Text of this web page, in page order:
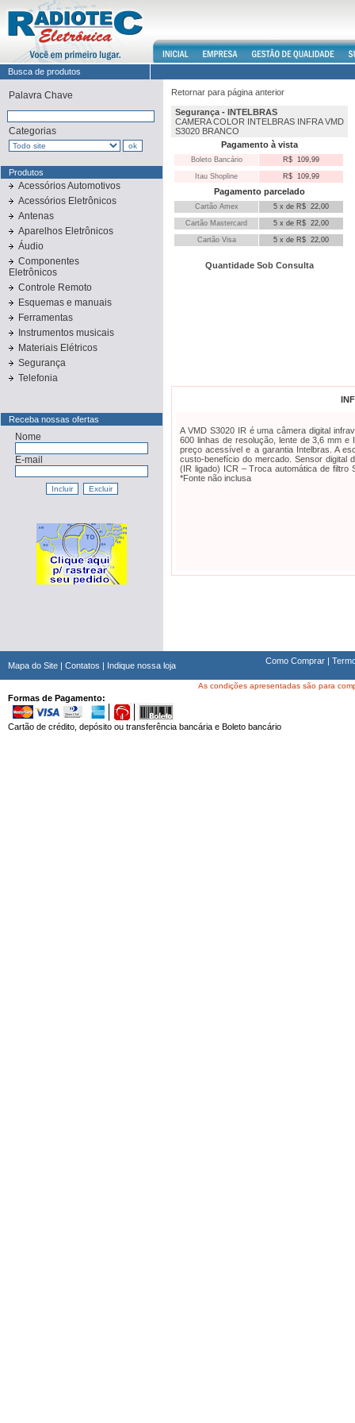
Busca de produtos
Palavra Chave
Categorias
Produtos
Acessórios Automotivos
Acessórios Eletrônicos
Antenas
Aparelhos Eletrônicos
Áudio
Componentes
Eletrônicos
Controle Remoto
Esquemas e manuais
Ferramentas
Instrumentos musicais
Materiais Elétricos
Segurança
Telefonia
Receba nossas ofertas
Nome
E-mail
Retornar para página anterior
Segurança - INTELBRAS
CAMERA COLOR INTELBRAS INFRA VMD
S3020 BRANCO
Pagamento à vista
Boleto Bancário R$ 109,99
Itau Shopline R$ 109,99
Pagamento parcelado
Cartão Amex 5 x de R$ 22,00
Cartão Mastercard 5 x de R$ 22,00
Cartão Visa 5 x de R$ 22,00
Quantidade Sob Consulta
A VMD S3020 IR é uma câmera digital
600 linhas de resolução, lente de 3,6 mm
preço acessível e a garantia Intelbras. A
custo-benefício do mercado. Sensor digital
(IR ligado) ICR – Troca automática de filtro
*Fonte não inclusa
Mapa do Site | Contatos | Indique nossa loja Como Comprar |
As condições apresentadas são para
Formas de Pagamento:
Cartão de crédito, depósito ou transferência bancária e Boleto bancário